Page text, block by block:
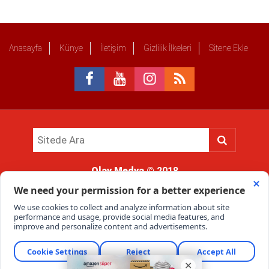
Anasayfa Künye İletişim Gizlilik İlkeleri Sitene Ekle
Olay Medya© 2018
kullanımı hukuki yaptırıma tabidir.
Haber Portalı Yazılımı